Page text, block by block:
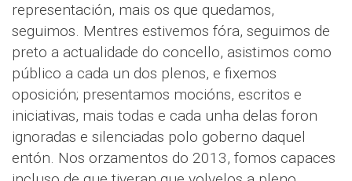
representación, mais os que quedamos,
seguimos. Mentres estivemos fóra, seguimos de
preto a actualidade do concello, asistimos como
público a cada un dos plenos, e fixemos
oposición; presentamos mocións, escritos e
iniciativas, mais todas e cada unha delas foron
ignoradas e silenciadas polo goberno daquel
entón. Nos orzamentos do 2013, fomos capaces